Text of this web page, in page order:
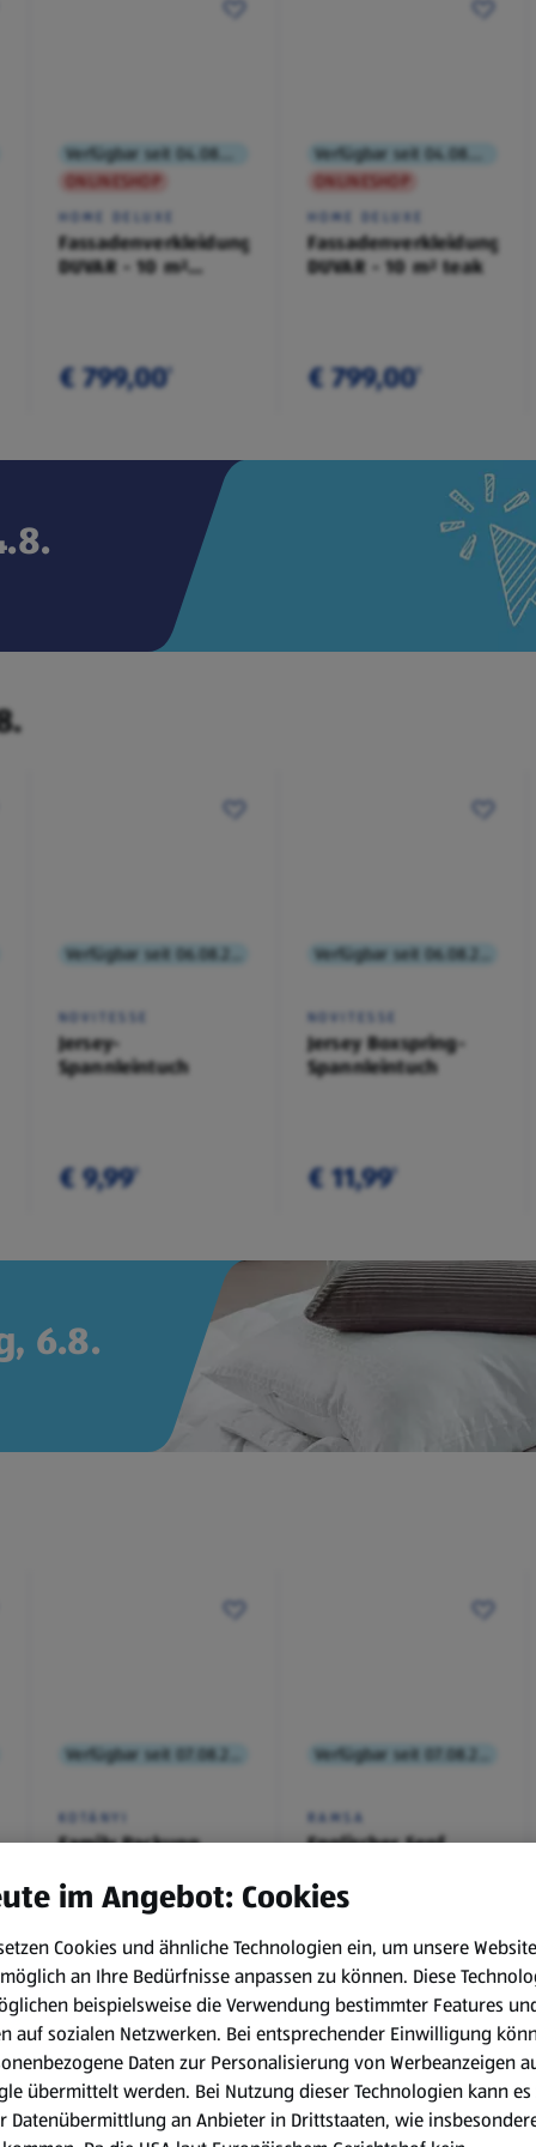
ONLINESHOP
HOME DELUXE
Fassadenverkleidung
DUVAR - 10 m²
€ 799,00¹
ONLINESHOP
HOME DELUXE
Fassadenverkleidung
DUVAR - 10 m² teak
€ 799,00¹
NOVITESSE
Jersey-
Spannleintuch
€ 9,99¹
NOVITESSE
Jersey Boxspring-
Spannleintuch
€ 11,99¹
6.8.
KOTÁNYI
Family Packung,
Würzmischung
€ 2,49¹
RAMSA
Englischer Senf
0,1 kg
€ 0,99¹˒² € 1,29
im Angebot: Cookies
Cookies und ähnliche Technologien ein, um unsere Website
an Ihre Bedürfnisse anpassen zu können. Diese
beispielsweise die Verwendung bestimmter Features
auf sozialen Netzwerken. Bei entsprechender Einwilligung
Daten zur Personalisierung von Werbeanzeigen
übermittelt werden. Bei Nutzung dieser Technologien kann es
Datenübermittlung an Anbieter in Drittstaaten, wie